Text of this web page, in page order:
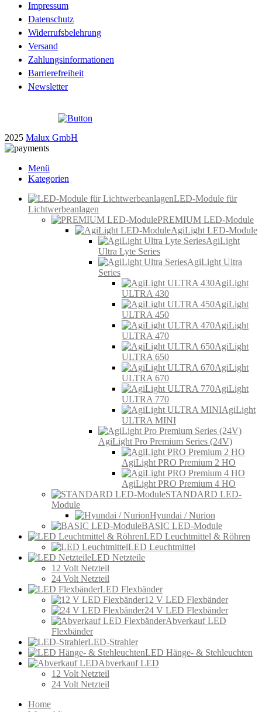
Impressum
Datenschutz
Widerrufsbelehrung
Versand
Zahlungsinformationen
Barrierefreiheit
Newsletter
2025 Malux GmbH
Menü
Kategorien
LED-Module für
Lichtwerbeanlagen
PREMIUM LED-Module
AgiLight LED-Module
AgiLight
Ultra Lyte Series
AgiLight Ultra
Series
AgiLight
ULTRA 430
AgiLight
ULTRA 450
AgiLight
ULTRA 470
AgiLight
ULTRA 650
AgiLight
ULTRA 670
AgiLight
ULTRA 770
AgiLight
ULTRA MINI
AgiLight Pro Premium Series (24V)
AgiLight PRO Premium 2 HO
AgiLight PRO Premium 4 HO
STANDARD LED-
Module
Hyundai / Nurion
BASIC LED-Module
LED Leuchtmittel & Röhren
LED Leuchtmittel
LED Netzteile
12 Volt Netzteil
24 Volt Netzteil
LED Flexbänder
12 V LED Flexbänder
24 V LED Flexbänder
Abverkauf LED
Flexbänder
LED-Strahler
LED Hänge- & Stehleuchten
Abverkauf LED
12 Volt Netzteil
24 Volt Netzteil
Home